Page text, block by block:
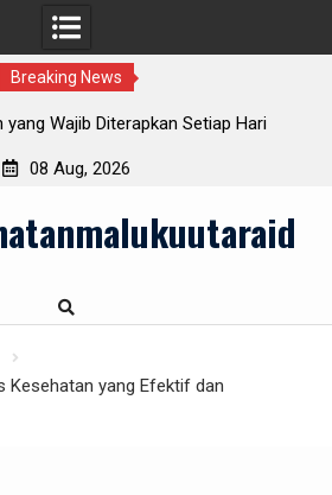
Breaking News
yang Wajib Diterapkan Setiap Hari
08 Aug, 2026
Kesehatan yang Efektif dan